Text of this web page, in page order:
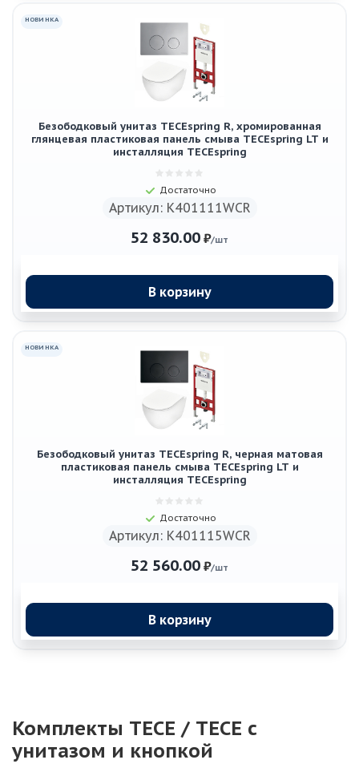
НОВИНКА
Безободковый унитаз TECEspring R, хромированная
глянцевая пластиковая панель смыва TECEspring LT и
инсталляция TECEspring
Достаточно
Артикул: K401111WCR
52 830.00 ₽/шт
В корзину
НОВИНКА
Безободковый унитаз TECEspring R, черная матовая
пластиковая панель смыва TECEspring LT и
инсталляция TECEspring
Достаточно
Артикул: K401115WCR
52 560.00 ₽/шт
В корзину
Комплекты TECE / ТЕСЕ с
унитазом и кнопкой